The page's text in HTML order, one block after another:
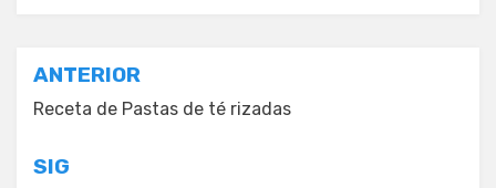
Navegación
de
entradas
ANTERIOR
Receta de Pastas de té rizadas
SIG